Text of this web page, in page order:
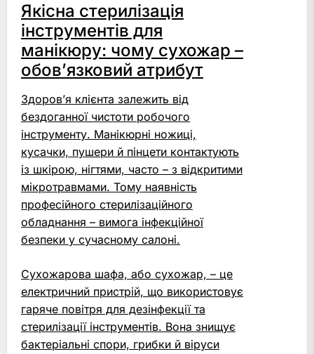
Якісна стерилізація
інструментів для
манікюру: чому сухожар –
обов’язковий атрибут
Здоров’я клієнта залежить від
бездоганної чистоти робочого
інструменту. Манікюрні ножиці,
кусачки, пушери й пінцети контактують
із шкірою, нігтями, часто – з відкритими
мікротравмами. Тому наявність
професійного стерилізаційного
обладнання – вимога інфекційної
безпеки у сучасному салоні.
Сухожарова шафа, або сухожар, – це
електричний пристрій, що використовує
гаряче повітря для дезінфекції та
стерилізації інструментів. Вона знищує
бактеріальні спори, грибки й віруси